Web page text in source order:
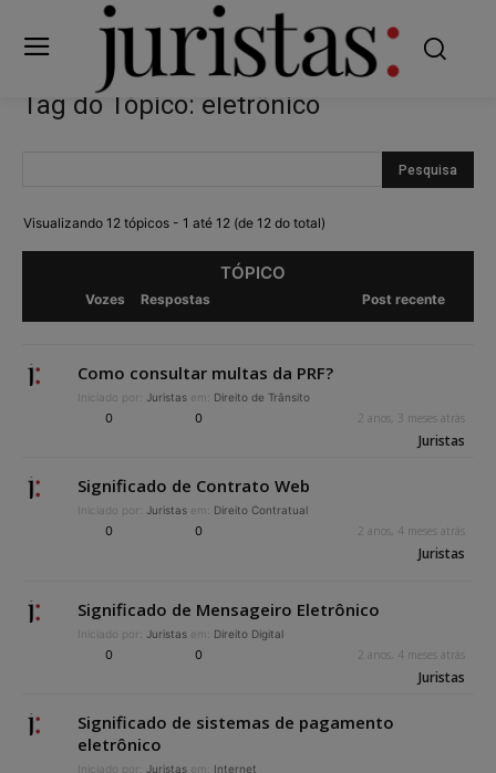
Tag do Tópico: eletrônico
Visualizando 12 tópicos - 1 até 12 (de 12 do total)
TÓPICO
Vozes Respostas Post recente
Como consultar multas da PRF?
Iniciado por: Juristas em: Direito de Trânsito
0 0 2 anos, 3 meses atrás
Juristas
Significado de Contrato Web
Iniciado por: Juristas em: Direito Contratual
0 0 2 anos, 4 meses atrás
Juristas
Significado de Mensageiro Eletrônico
Iniciado por: Juristas em: Direito Digital
0 0 2 anos, 4 meses atrás
Juristas
Significado de sistemas de pagamento
eletrônico
Iniciado por: Juristas em: Internet